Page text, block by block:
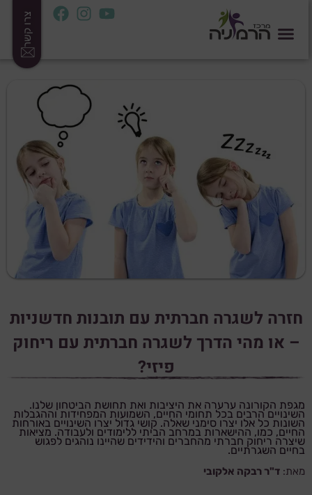
צרו קשר
חזרה לשגרה חברתית עם תובנות חדשניות
– או מהי הדרך לשגרה חברתית עם ריחוק
פיזי?
מגפת הקורונה ערערה את היציבות ואת תחושת הביטחון שלנו.
השינויים הרבים בכל תחומי החיים, השמועות המפחידות וההגבלות
השונות כל אלו יצרו סימני שאלה. קושי גדול יצרו השינויים באורחות
החיים, כמו, ההישארות במרחב הביתי ללימודים ולעבודה. מציאות
שיצרה ריחוק חברתי מהחברים והידידים שהיינו נוהגים לפגוש
בחיים השגרתיים.
מאת: ד"ר רבקה אלקובי